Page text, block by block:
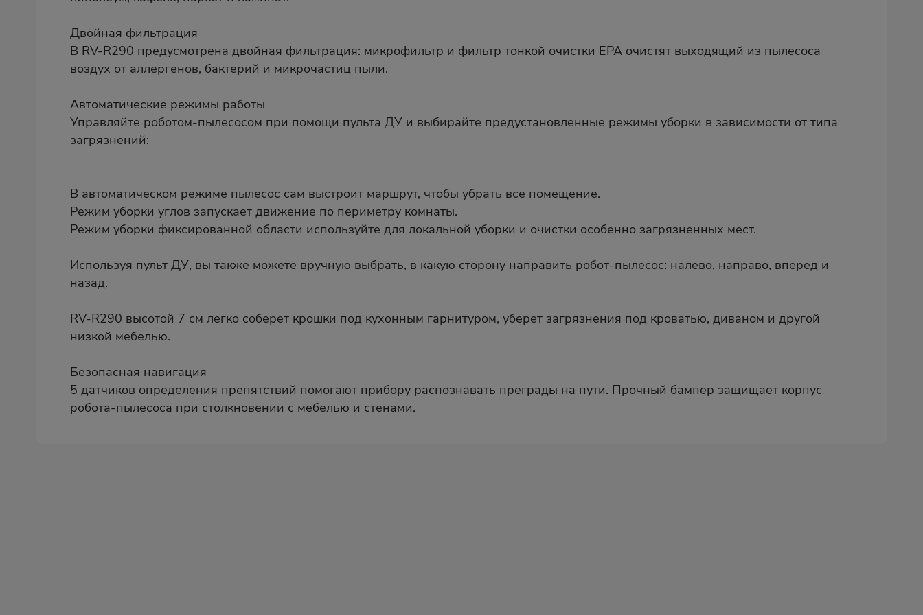
Двойная фильтрация
В RV-R290 предусмотрена двойная фильтрация: микрофильтр и фильтр тонкой очистки EPA очистят выходящий из пылесоса
воздух от аллергенов, бактерий и микрочастиц пыли.
Автоматические режимы работы
Управляйте роботом-пылесосом при помощи пульта ДУ и выбирайте предустановленные режимы уборки в зависимости от типа
загрязнений:
В автоматическом режиме пылесос сам выстроит маршрут, чтобы убрать все помещение.
Режим уборки углов запускает движение по периметру комнаты.
Режим уборки фиксированной области используйте для локальной уборки и очистки особенно загрязненных мест.
Используя пульт ДУ, вы также можете вручную выбрать, в какую сторону направить робот-пылесос: налево, направо, вперед и
назад.
RV-R290 высотой 7 см легко соберет крошки под кухонным гарнитуром, уберет загрязнения под кроватью, диваном и другой
низкой мебелью.
Безопасная навигация
5 датчиков определения препятствий помогают прибору распознавать преграды на пути. Прочный бампер защищает корпус
робота-пылесоса при столкновении с мебелью и стенами.